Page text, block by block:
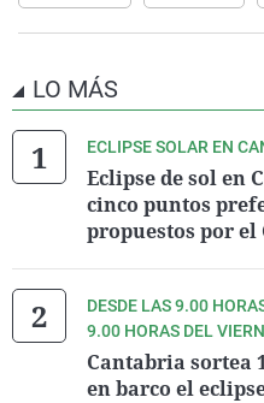
LO MÁS
ECLIPSE SOLAR EN
Eclipse de sol en
cinco puntos
propuestos por el
DESDE LAS 9.00
9.00 HORAS DEL
Cantabria sortea
en barco el